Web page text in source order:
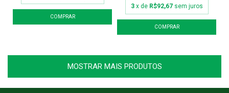
3 x de R$92,67 sem juros
MOSTRAR MAIS PRODUTOS